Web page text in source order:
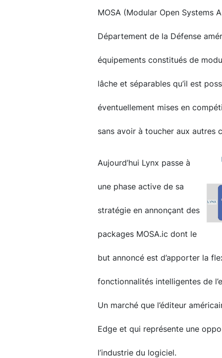
MOSA (Modular Open Systems
Département de la Défense
équipements constitués de
lâche et séparables qu’il est
éventuellement mises en
sans avoir à toucher aux autres
Aujourd’hui Lynx passe à
une phase active de sa
stratégie en annonçant des
packages MOSA.ic dont le
but annoncé est d’apporter la
fonctionnalités intelligentes de
Un marché que l’éditeur
Edge et qui représente une
l’industrie du logiciel.